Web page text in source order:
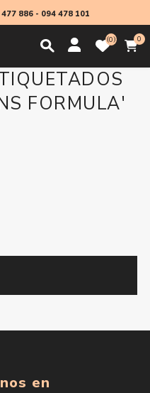
477 886- 094 478 101
0 0
FORMULA'
en